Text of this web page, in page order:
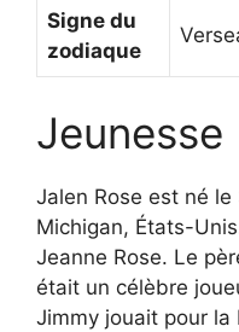
Signe du
zodiaque
Jeunesse
Jalen Rose est né
Michigan, États-
Jeanne Rose. Le
était un célèbre
Jimmy jouait pour la